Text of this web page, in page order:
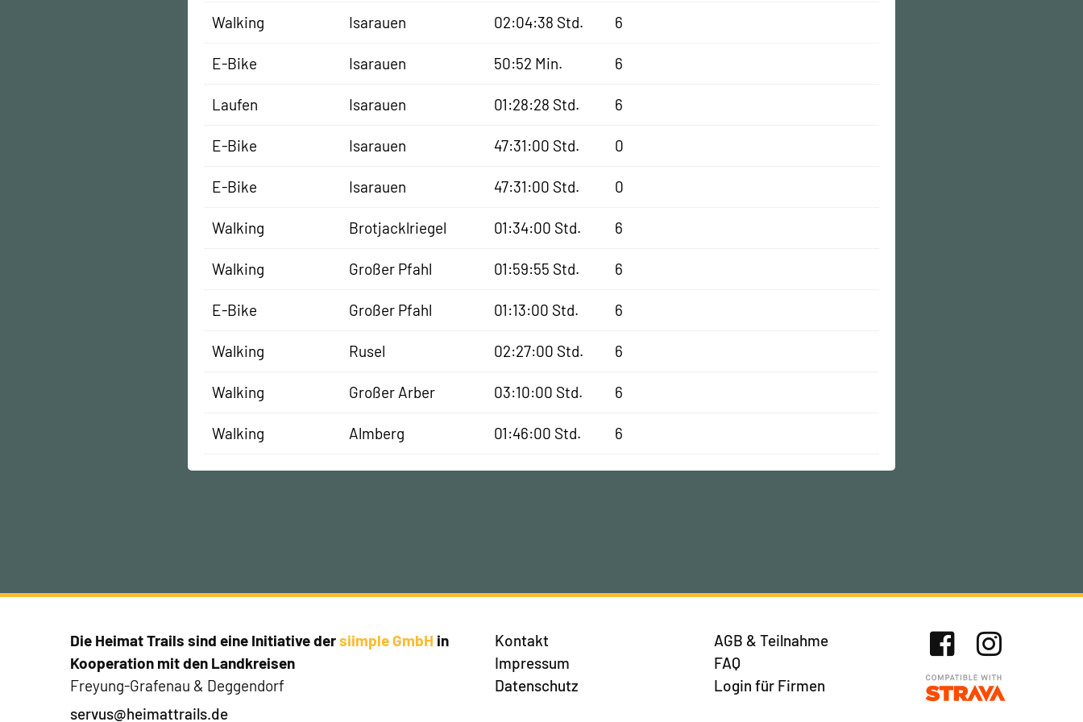
Walking Isarauen 02:04:38 Std. 6
E-Bike Isarauen 50:52 Min. 6
Laufen Isarauen 01:28:28 Std. 6
E-Bike Isarauen 47:31:00 Std. 0
E-Bike Isarauen 47:31:00 Std. 0
Walking Brotjacklriegel 01:34:00 Std. 6
Walking Großer Pfahl 01:59:55 Std. 6
E-Bike Großer Pfahl 01:13:00 Std. 6
Walking Rusel 02:27:00 Std. 6
Walking Großer Arber 03:10:00 Std. 6
Walking Almberg 01:46:00 Std. 6
Die Heimat Trails sind eine Initiative dersiimple GmbH in
Kooperation mit den Landkreisen
Freyung-Grafenau & Deggendorf
servus@heimattrails.de
Kontakt
Impressum
Datenschutz
AGB & Teilnahme
FAQ
Login für Firmen